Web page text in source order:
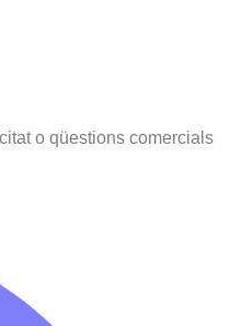
o qüestions comercials